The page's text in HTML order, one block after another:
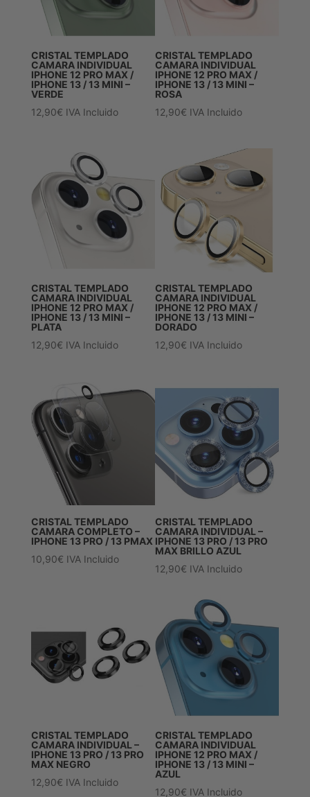
CRISTAL TEMPLADO
CAMARA INDIVIDUAL
IPHONE 12 PRO MAX /
IPHONE 13 / 13 MINI –
VERDE
12,90€ IVA Incluido
CRISTAL TEMPLADO
CAMARA INDIVIDUAL
IPHONE 12 PRO MAX /
IPHONE 13 / 13 MINI –
ROSA
12,90€ IVA Incluido
CRISTAL TEMPLADO
CAMARA INDIVIDUAL
IPHONE 12 PRO MAX /
IPHONE 13 / 13 MINI –
PLATA
12,90€ IVA Incluido
CRISTAL TEMPLADO
CAMARA INDIVIDUAL
IPHONE 12 PRO MAX /
IPHONE 13 / 13 MINI –
DORADO
12,90€ IVA Incluido
CRISTAL TEMPLADO
CAMARA COMPLETO –
IPHONE 13 PRO / 13 PMAX
10,90€ IVA Incluido
CRISTAL TEMPLADO
CAMARA INDIVIDUAL –
IPHONE 13 PRO / 13 PRO
MAX BRILLO AZUL
12,90€ IVA Incluido
CRISTAL TEMPLADO
CAMARA INDIVIDUAL –
IPHONE 13 PRO / 13 PRO
MAX NEGRO
12,90€ IVA Incluido
CRISTAL TEMPLADO
CAMARA INDIVIDUAL
IPHONE 12 PRO MAX /
IPHONE 13 / 13 MINI –
AZUL
12,90€ IVA Incluido